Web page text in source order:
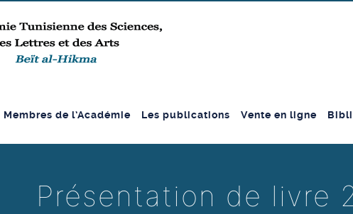
Membres de l’Académie Les publications Vente en ligne
Présentation de livre